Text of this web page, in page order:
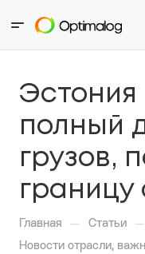
Эстония
полный
грузов,
границу
Главная — Статьи —
Новости отрасли,